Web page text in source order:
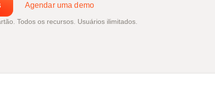
Agendar uma demo
Todos os recursos. Usuários ilimitados.